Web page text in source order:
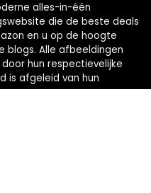
alles-in-één
die de beste deals
en u op de hoogte
Alle afbeeldingen
hun respectievelijke
is afgeleid van hun